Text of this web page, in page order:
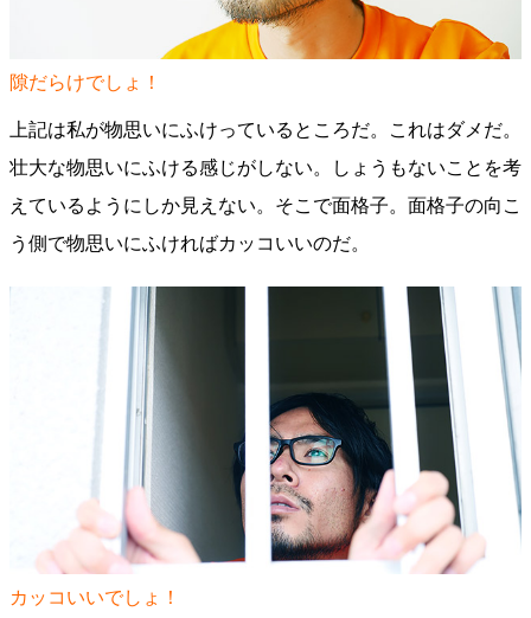
隙だらけでしょ！
上記は私が物思いにふけっているところだ。これはダメだ。
壮大な物思いにふける感じがしない。しょうもないことを考
えているようにしか見えない。そこで面格子。面格子の向こ
う側で物思いにふければカッコいいのだ。
カッコいいでしょ！